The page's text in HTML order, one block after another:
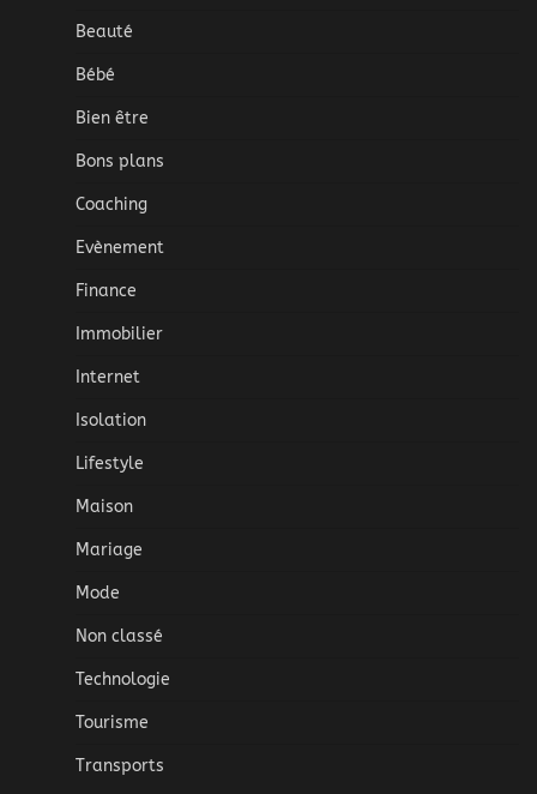
Beauté
Bébé
Bien être
Bons plans
Coaching
Evènement
Finance
Immobilier
Internet
Isolation
Lifestyle
Maison
Mariage
Mode
Non classé
Technologie
Tourisme
Transports